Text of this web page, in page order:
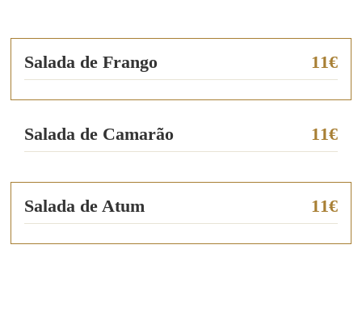
Salada de Frango 11€
Salada de Camarão 11€
Salada de Atum 11€